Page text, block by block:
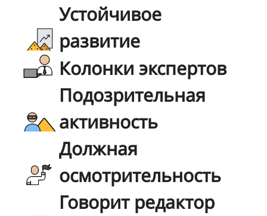
Устойчивое
развитие
Колонки экспертов
Подозрительная
активность
Должная
осмотрительность
Говорит редактор